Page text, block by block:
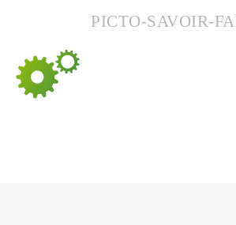
PICTO-SAVOIR-